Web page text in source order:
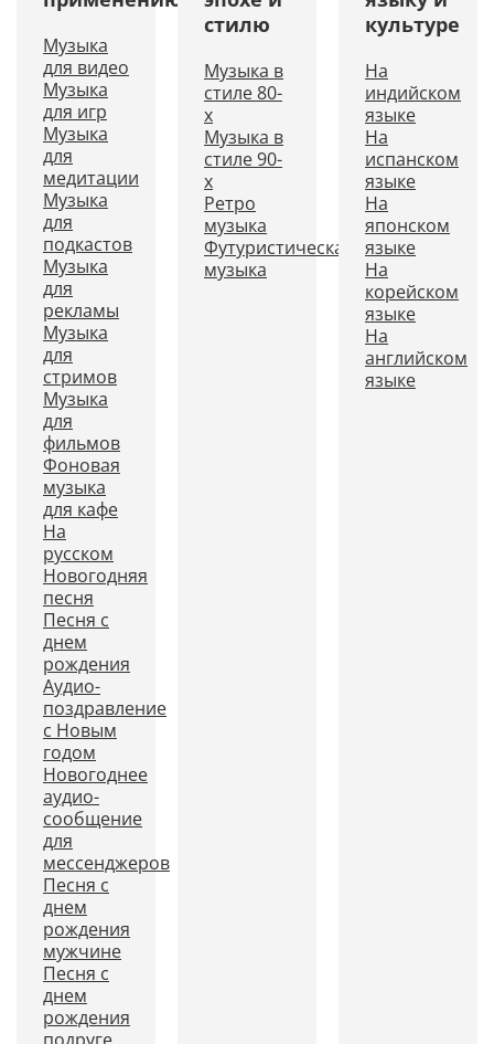
Музыка
для видео
Музыка
для игр
Музыка
для
медитации
Музыка
для
подкастов
Музыка
для
рекламы
Музыка
для
стримов
Музыка
для
фильмов
Фоновая
музыка
для кафе
На
русском
Новогодняя
песня
Песня с
днем
рождения
Аудио-
поздравление
с Новым
годом
Новогоднее
аудио-
сообщение
для
мессенджеров
Песня с
днем
рождения
мужчине
Песня с
днем
рождения
стилю
Музыка в
стиле 80-
х
Музыка в
стиле 90-
х
Ретро
музыка
Футуристическая
музыка
культуре
На
индийском
языке
На
испанском
языке
На
японском
языке
На
корейском
языке
На
английском
языке